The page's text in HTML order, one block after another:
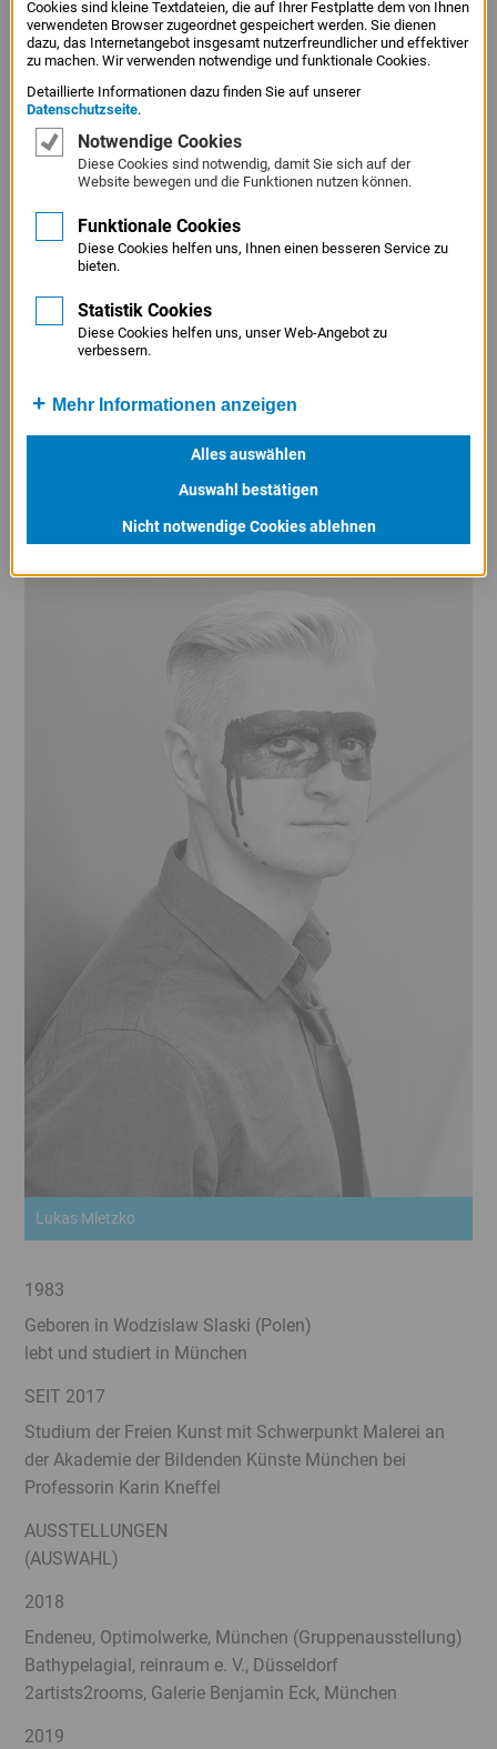
Supermenschen zu konstruieren, wie Kritiker befürchten.
In den Arbeiten von Lukas Mletzko ist der
Transhumanismus, also die Vorstellung, Menschen durch
technische Eingriffe zu perfektionieren, ein zentrales
Thema. Aus der klassischen Porträtmalerei kommend,
interessierte ihn, wie weit ein traditionelles Medium, das
so alt wie die Zivilisation ist, dennoch nach vorne blicken
Helligkeitsverläufen zugleich wie sichtbare Kraftfelder
wirken, ist dabei sehr stimmig. Er schafft Porträts von
verkündet: Wir werden im 21. Jahrhundert geboren
werden.
Lukas Mletzko
1983
Geboren in Wodzislaw Slaski (Polen)
lebt und studiert in München
SEIT 2017
Studium der Freien Kunst mit Schwerpunkt Malerei an
der Akademie der Bildenden Künste München bei
Professorin Karin Kneffel
AUSSTELLUNGEN
(AUSWAHL)
2018
Endeneu, Optimolwerke, München (Gruppenausstellung)
Bathypelagial, reinraum e. V., Düsseldorf
2artists2rooms, Galerie Benjamin Eck, München
2019
Cookies sind kleine Textdateien, die auf Ihrer Festplatte dem von Ihnen
verwendeten Browser zugeordnet gespeichert werden. Sie dienen
dazu, das Internetangebot insgesamt nutzerfreundlicher und effektiver
zu machen. Wir verwenden notwendige und funktionale Cookies.
Detaillierte Informationen dazu finden Sie auf unserer
Datenschutzseite.
Notwendige Cookies
Diese Cookies sind notwendig, damit Sie sich auf der
Website bewegen und die Funktionen nutzen können.
Funktionale Cookies
Diese Cookies helfen uns, Ihnen einen besseren Service zu
bieten.
Statistik Cookies
Diese Cookies helfen uns, unser Web-Angebot zu
verbessern.
Mehr Informationen anzeigen
Alles auswählen
Auswahl bestätigen
Nicht notwendige Cookies ablehnen